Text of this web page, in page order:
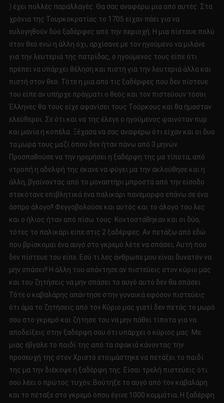
) έχει πολλές παραλλαγές. Θα σας αναφέρω μια από αυτές. Στα
χρόνια της Τουρκοκρατίας το 1705 είχαν πάει για να
ευλογηθούν δύο ξαδέρφες από την περιοχή. Η μια πίστευε πολύ
στον θεό ενώ η άλλη όχι, αρχίσανε με τον ηγούμενο να μιλάνε
για την λευτεριά της πατρίδας, ο ηγούμενος τους είπε ότι
πρέπει να υπάρχει θέληση και πιστή για την λευτεριά άλλα και
πιστή στον θεό. Τότε η μια από τις ξαδέρφες που δεν πίστευε
του είπε αν υπήρχε πράγματι ο θεός και τον πιστεύουν τόσοι
Έλληνες θα τους είχε αφανίσει τους Τούρκους και θα ήμασταν
ελεύθεροι. Σε ότι και να της έλεγε ο ηγούμενος φαινόταν πυρ
και μανία η κοπέλα. Ξέχασα να σας αναφέρω ότι είχαν και οι δυο
τα μωρά τους μαζί όπου δεν ήταν πάνω από 3 μηνών.
Προσπαθούσε να την ηρεμήσει η ξαδέρφη της μα τίποτα, από
ντροπή η αδελφή της έκανε να φύγει μα την ακλούθησε και η
άλλη, βγαίνοντας από το μοναστήρι μπροστά από την είσοδο
στεκότανε επιβλητικά ένα παλικάρι πανέμορφο επάνω σε ένα
άσπρο άλογο!! Φεγγοβολούσε και αυτός και το άλογο του λες
και ο ήλιος ήταν από πίσω τους. Κοντοστάθηκαν και οι δύο,
τότες το παλικάρι είπε στις 2 ξαδέρφες. Αν πετάξω από εδώ
που βρίσκομαι ένα αυγό στο γκρεμό λέτε να σπάσει; Αυτή που
δεν πίστευε του είπε. Εσύ τι λες άνθρωπε μου είναι δυνατόν να
μην σπάσει!! Η άλλη του απάντησε αν πιστεύεις στον κύριο μας
και του ζητήσεις να μην σπάσει το αυγό αυτό δεν θα σπάσει.
Τότε ο καβαλάρης απάντησε στην γυναικά εφόσον πιστεύεις
ότι άμα το ζητήσεις από τον Κύριο μας γιατί δεν πετάς το μωρό
σου στο γκρεμό και ζήτησε του να μην πάθει τίποτα για να
αποδείξεις στην ξαδέρφη σου ότι υπάρχει ο κύριος μας. Με
μιας έβγαλε το παιδί της από τα σφακιά κάνοντας την
προσευχή της στον Χριστό ετοιμάστηκε να πετάξει το παιδί
της μα την διέκοψε η ξαδέρφη της. Είσαι τρελή πιστεύεις ότι
σου λέει ο πρώτος τυχόν; Βούτηξε το αυγό από τον καβαλάρη
και το πέταξε στο γκρεμό όπου έγινε 1000 κομμάτια. Η ξαδέρφη